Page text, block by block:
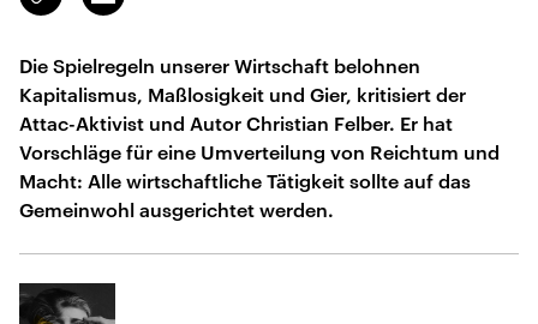
kopieren/teilen
Die Spielregeln unserer Wirtschaft belohnen
Kapitalismus, Maßlosigkeit und Gier, kritisiert der
Attac-Aktivist und Autor Christian Felber. Er hat
Vorschläge für eine Umverteilung von Reichtum und
Macht: Alle wirtschaftliche Tätigkeit sollte auf das
Gemeinwohl ausgerichtet werden.